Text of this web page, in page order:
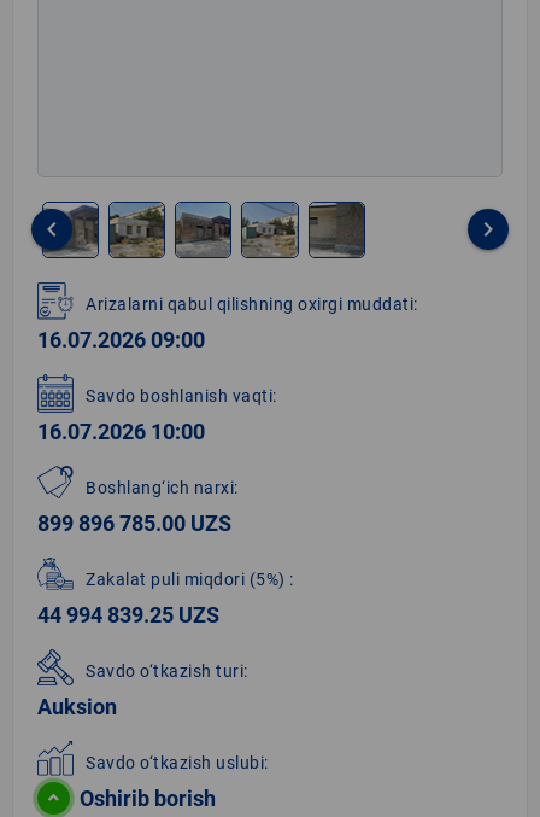
1
of
5
keyboard_arrow_left keyboard_arrow_right
Arizalarni qabul qilishning oxirgi muddati:
16.07.2026 09:00
Savdo boshlanish vaqti:
16.07.2026 10:00
Boshlang‘ich narxi:
899 896 785.00 UZS
Zakalat puli miqdori (5%) :
44 994 839.25 UZS
Savdo o‘tkazish turi:
Auksion
Savdo o‘tkazish uslubi:
Oshirib borish